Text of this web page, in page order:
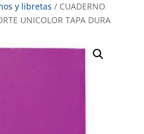
y libretas / CUADERNO
UNICOLOR TAPA DURA